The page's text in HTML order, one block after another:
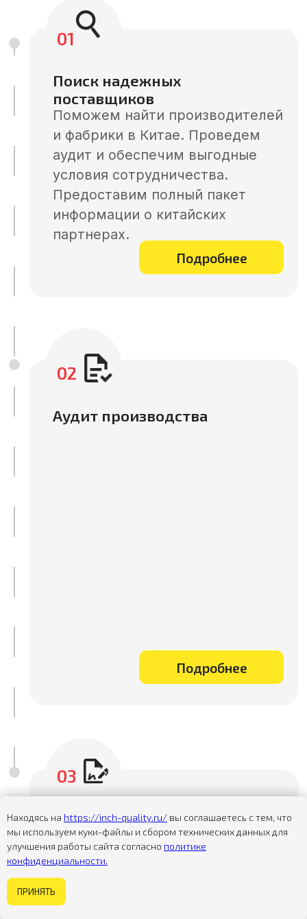
Находясь на https://inch-quality.ru/ вы соглашаетесь с тем, что
мы используем куки-файлы и сбором технических данных для
улучшения работы сайта согласно политике
конфиденциальности.
ПРИНЯТЬ